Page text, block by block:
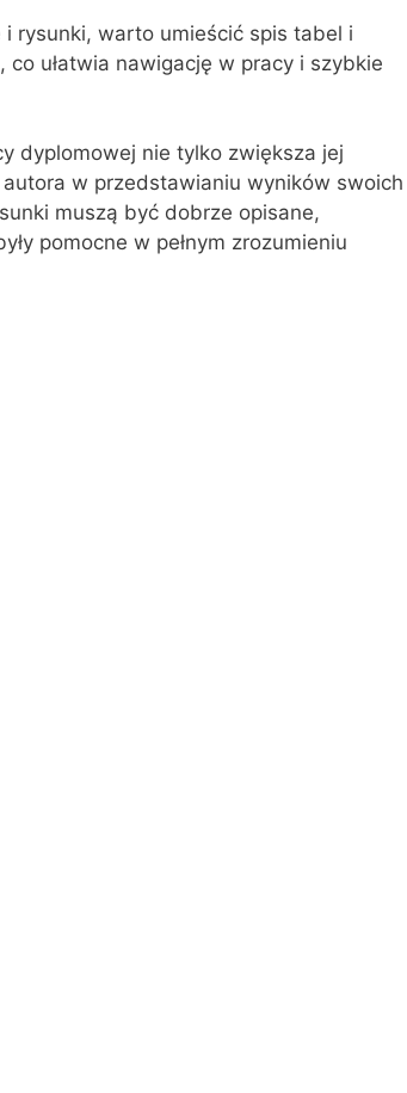
rysunki, warto umieścić spis tabel i
ułatwia nawigację w pracy i szybkie
dyplomowej nie tylko zwiększa jej
w przedstawianiu wyników swoich
muszą być dobrze opisane,
pomocne w pełnym zrozumieniu